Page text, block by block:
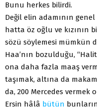
Bunu herkes bilirdi.
Değil elin adamının
hatta öz oğlu ve kızının
sözü söylemesi mümkün
Haa’nın bozulduğu,
ona daha fazla maaş
taşımak, altına da
da, 200 Mercedes vermek
Ersin hâlâ bütün